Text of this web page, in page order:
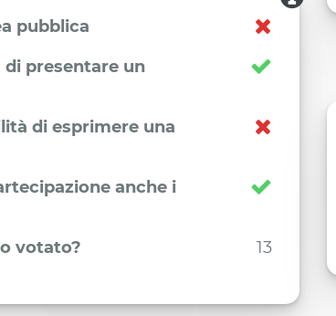
pubblica
di presentare un
di esprimere una
anche i
votato?
13